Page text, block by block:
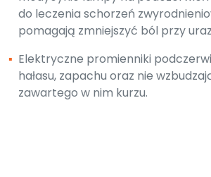
do leczenia schorzeń
pomagają zmniejszyć ból przy
▪ Elektryczne promienniki
hałasu, zapachu oraz nie
zawartego w nim kurzu.